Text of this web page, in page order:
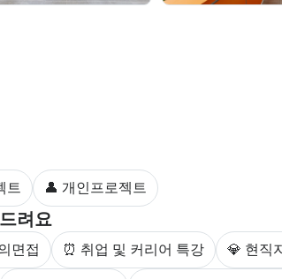
트 유형을 안내한다.
트 👤 개인프로젝트
려요
는 취업 지원 서비스를 안내한다.
면접 ⏰ 취업 및 커리어 특강 💎 현직